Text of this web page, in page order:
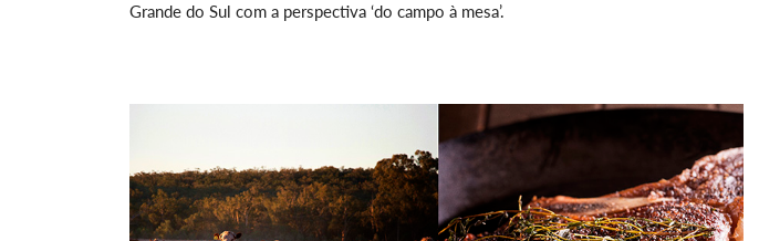
Grande do Sul com a perspectiva ‘do campo à mesa’.